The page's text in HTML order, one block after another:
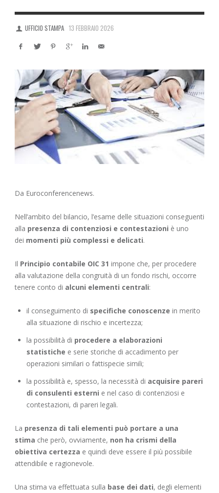
UFFICIO STAMPA 13 FEBBRAIO 2026
Da Euroconferencenews.
Nell’ambito del bilancio, l’esame delle situazioni conseguenti
alla presenza di contenziosi e contestazioni è uno
dei momenti più complessi e delicati.
Il Principio contabile OIC 31 impone che, per procedere
alla valutazione della congruità di un fondo rischi, occorre
tenere conto di alcuni elementi centrali:
il conseguimento di specifiche conoscenze in merito
alla situazione di rischio e incertezza;
la possibilità di procedere a elaborazioni
statistiche e serie storiche di accadimento per
operazioni similari o fattispecie simili;
la possibilità e, spesso, la necessità di acquisire pareri
di consulenti esterni e nel caso di contenziosi e
contestazioni, di pareri legali.
La presenza di tali elementi può portare a una
stima che però, ovviamente, non ha crismi della
obiettiva certezza e quindi deve essere il più possibile
attendibile e ragionevole.
Una stima va effettuata sulla base dei dati, degli elementi